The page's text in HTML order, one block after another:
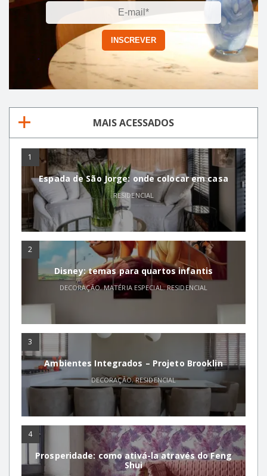
MAIS ACESSADOS
1
Espada de São Jorge: onde colocar em casa
RESIDENCIAL
2
Disney: temas para quartos infantis
DECORAÇÃO,MATÉRIA ESPECIAL,RESIDENCIAL
3
Ambientes Integrados – Projeto Brooklin
DECORAÇÃO,RESIDENCIAL
4
Prosperidade: como ativá-la através do Feng
Shui